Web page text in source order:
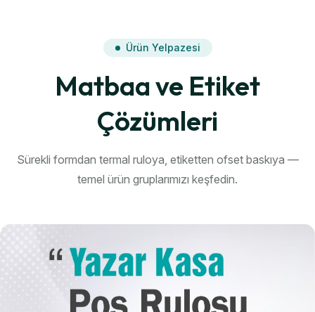
Ürün Yelpazesi
Matbaa ve Etiket
Çözümleri
Sürekli formdan termal ruloya, etiketten ofset baskıya —
temel ürün gruplarımızı keşfedin.